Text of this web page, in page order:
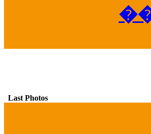
Last Photos